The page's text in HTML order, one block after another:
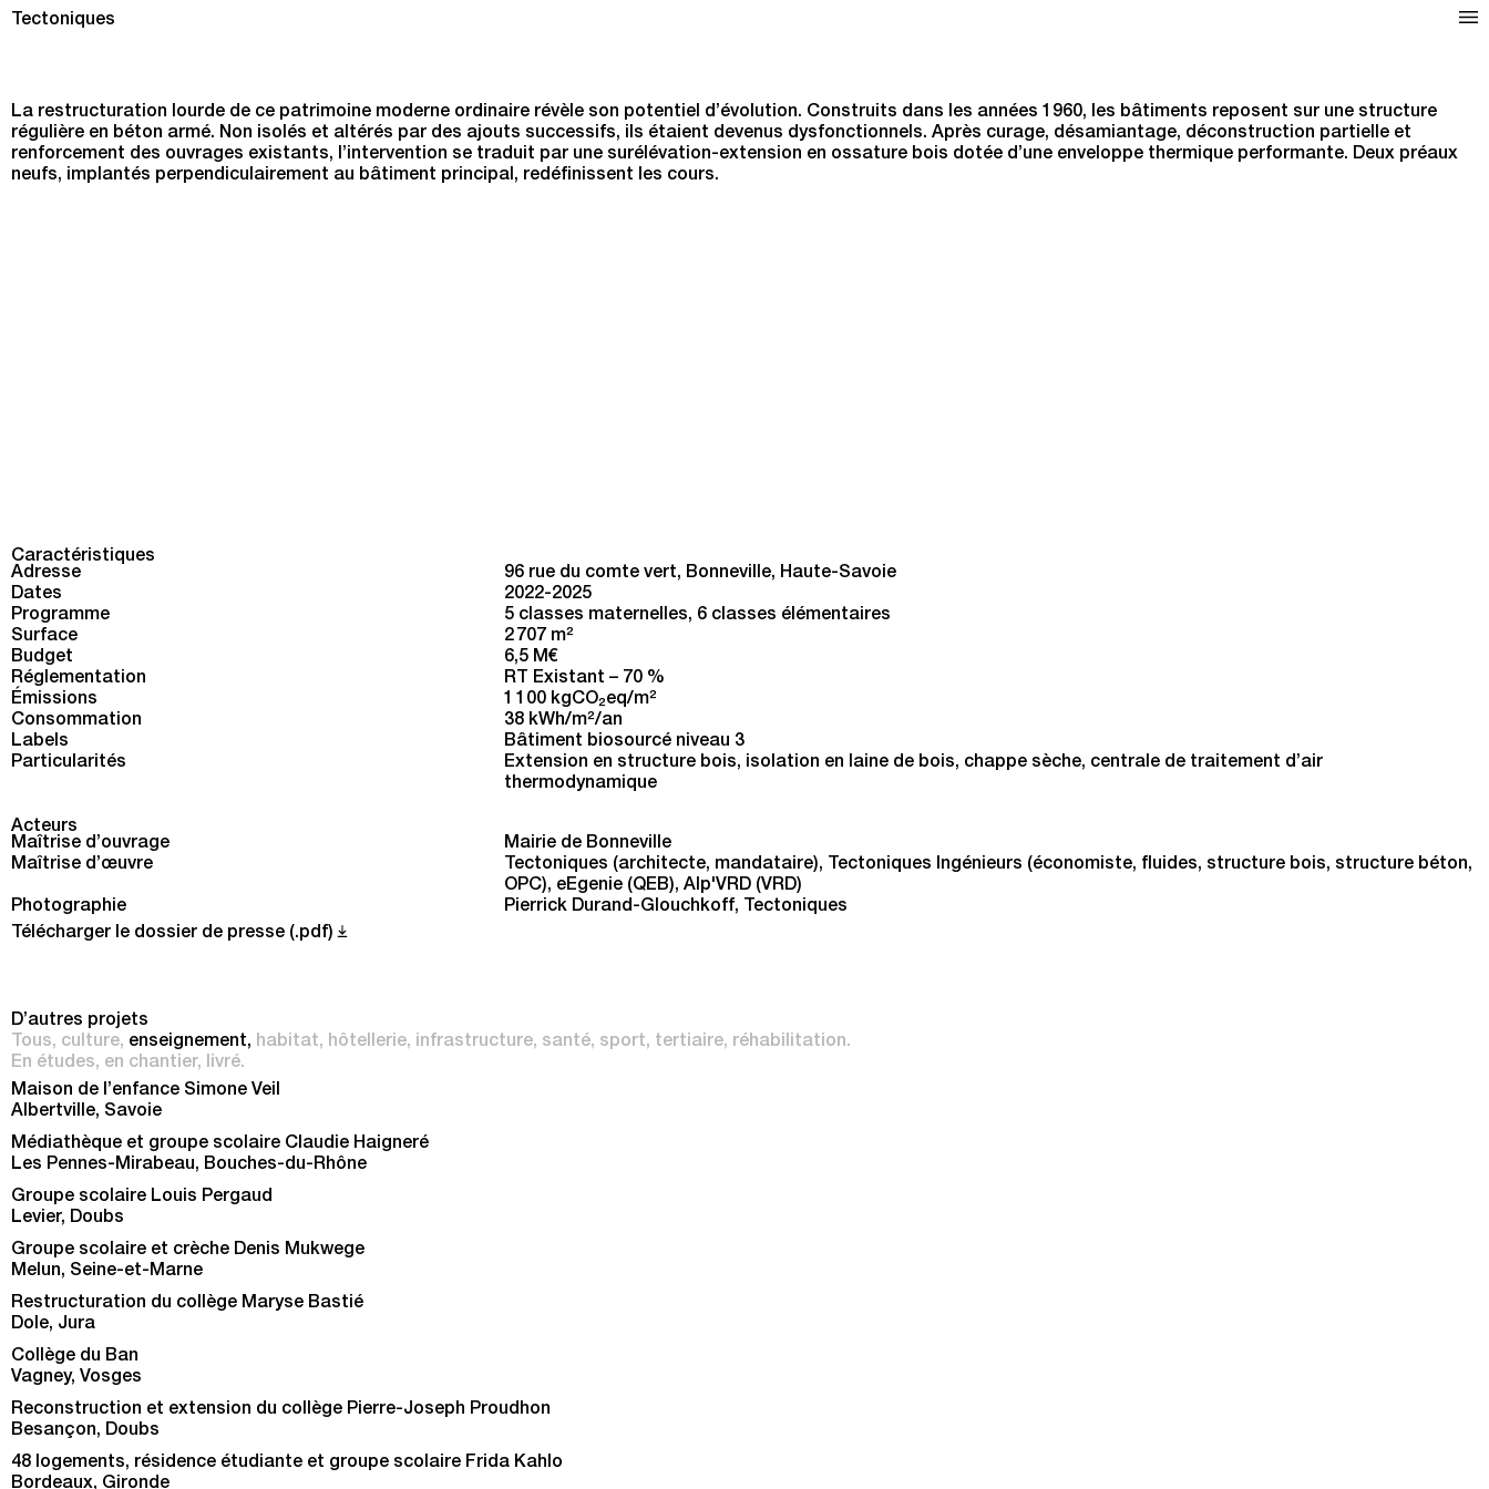
Tectoniques
Transformation du groupe scolaire du Bouchet à Bonneville
La restructuration lourde de ce patrimoine moderne ordinaire révèle son potentiel d’évolution. Construits dans les années 1960, les bâtiments reposent sur une structure
régulière en béton armé. Non isolés et altérés par des ajouts successifs, ils étaient devenus dysfonctionnels. Après curage, désamiantage, déconstruction partielle et
renforcement des ouvrages existants, l’intervention se traduit par une surélévation-extension en ossature bois dotée d’une enveloppe thermique performante. Deux préaux
neufs, implantés perpendiculairement au bâtiment principal, redéfinissent les cours.
Caractéristiques
Adresse
96 rue du comte vert, Bonneville, Haute-Savoie
Dates
2022-2025
Programme
5 classes maternelles, 6 classes élémentaires
Surface
2 707 m2
Budget
6,5 M€
Réglementation
RT Existant – 70 %
Émissions
1 100 kgCO2eq/m2
Consommation
38 kWh/m2/an
Labels
Bâtiment biosourcé niveau 3
Particularités
Extension en structure bois, isolation en laine de bois, chappe sèche, centrale de traitement d’air
thermodynamique
Acteurs
Maîtrise d’ouvrage
Mairie de Bonneville
Maîtrise d’œuvre
Tectoniques (architecte, mandataire), Tectoniques Ingénieurs (économiste, fluides, structure bois, structure béton,
OPC), eEgenie (QEB), Alp'VRD (VRD)
Photographie
Pierrick Durand-Glouchkoff, Tectoniques
Télécharger le dossier de presse (.pdf)
D’autres projets
Tous
culture enseignement habitat hôtellerie infrastructure santé sport tertiaire réhabilitation
En études
en chantier livré
Maison de l’enfance Simone Veil
Albertville, Savoie
Médiathèque et groupe scolaire Claudie Haigneré
Les Pennes-Mirabeau, Bouches-du-Rhône
Groupe scolaire Louis Pergaud
Levier, Doubs
Groupe scolaire et crèche Denis Mukwege
Melun, Seine-et-Marne
Restructuration du collège Maryse Bastié
Dole, Jura
Collège du Ban
Vagney, Vosges
Reconstruction et extension du collège Pierre-Joseph Proudhon
Besançon, Doubs
48 logements, résidence étudiante et groupe scolaire Frida Kahlo
Bordeaux, Gironde